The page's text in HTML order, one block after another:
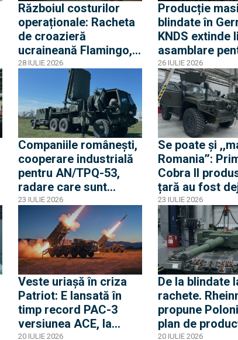
Războiul costurilor
operaționale: Racheta
de croazieră
ucraineană Flamingo,
de șase ori mai ieftină
decât sistemul
american Tomahawk
28 IULIE 2026
Producție
blindate în
KNDS extinde
asamblare
tancuri
obuzierele
26 IULIE 2026
Companiile românești,
cooperare industrială
pentru AN/TPQ-53,
radare care sunt
integrate în sistemul
HIMARS al României și
pot detecta inclusiv
drone
23 IULIE 2026
Se poate și
Romania’’:
Cobra II
țară au fost
livrate Armatei.
de producție la
Mediaș: 2
zi
23 IULIE 2026
Veste uriașă în criza
Patriot: E lansată în
timp record PAC-3
versiunea ACE, la
20 IULIE 2026
De la blindate
rachete.
propune
plan de
20 IULIE 2026